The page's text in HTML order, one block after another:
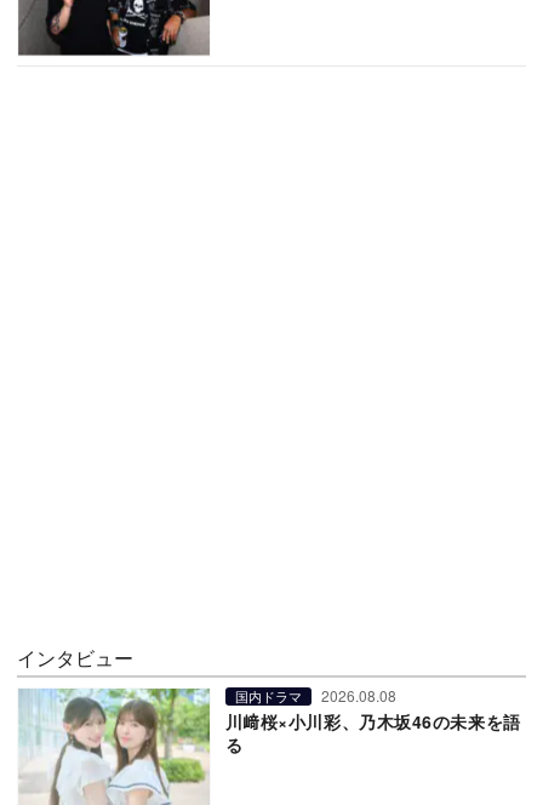
インタビュー
国内ドラマ 2026.08.08
川﨑桜×小川彩、乃木坂46の未来を語
る